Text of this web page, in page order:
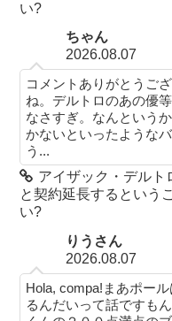
い?
ちゃん
2026.08.07
コメントありがとうご
ね。デルトロのあの優
なさすぎ。なんという
かないといったような
う...
アイザック・デルト
と契約延長するという
い?
りうさん
2026.08.07
Hola, compa!まあポー
るんだいって話ですも